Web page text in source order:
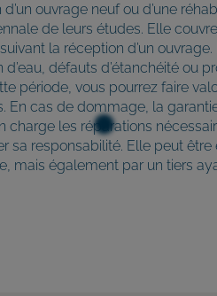
ouvrage neuf ou d’une
de leurs études. Elle
la réception d’un
défauts d’étanchéité ou
période, vous pourrez faire
En cas de dommage, la
charge les réparations
sa responsabilité. Elle peut
mais également par un tiers